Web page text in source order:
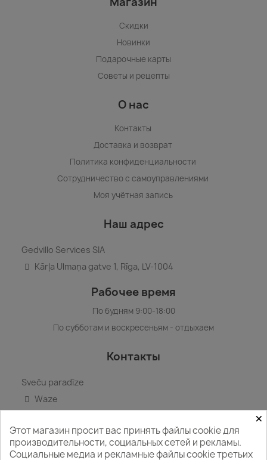
Скидки
Новинки
Подарочные карты
Советы и рецепты
О нас
Контакты
Доставка и возврат
Политика конфиденциальности
Сотрудничество с самоуправлениями
Моя учётная запись
Наш адрес
Gedvillo Services SIA
Kārļa Ulmaņa gatve 1, Rīga, LV-1004
Рабочее время
По будням 9:00-18:00
По субботам и воскресеньям - отдыхаем
Контакты
Sveču paradīze
Waze
+371 29412418
WhatsApp
×
Этот магазин просит вас принять файлы cookie для
производительности, социальных сетей и рекламы.
Социальные медиа и рекламные файлы cookie третьих